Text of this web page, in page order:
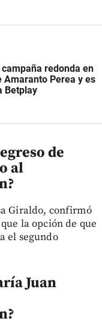
redonda en
Amaranto Perea y es
Betplay
de
al
Giraldo, confirmó
la opción de que
el segundo
Juan